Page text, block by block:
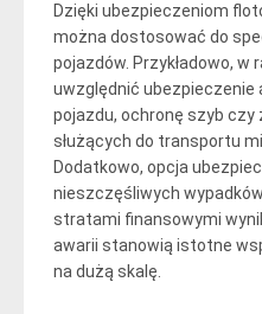
Dzięki ubezpieczeniom
można dostosować do
pojazdów. Przykładowo, w
uwzględnić ubezpieczenie
pojazdu, ochronę szyb czy
służących do transportu
Dodatkowo, opcja
nieszczęśliwych
stratami finansowymi
awarii stanowią istotne
na dużą skalę.